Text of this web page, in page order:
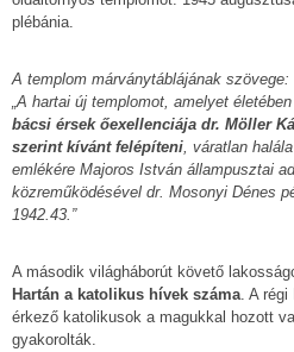
plébánia.
A templom márványtáblájának szövege:
„A hartai új templomot, amelyet életében
bácsi érsek őexellenciája dr. Möller
szerint kívánt felépíteni, váratlan
emlékére Majoros István állampusztai
közreműködésével dr. Mosonyi Dénes
1942.43.”
A második világháborút követő
Hartán a katolikus hívek száma. A régi
érkező katolikusok a magukkal hozott
gyakorolták.